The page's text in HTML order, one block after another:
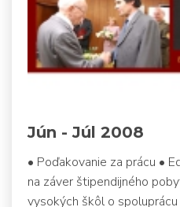
Jún - Júl 2008
• Poďakovanie za prácu •
na záver štipendijného
vysokých škôl o spoluprácu